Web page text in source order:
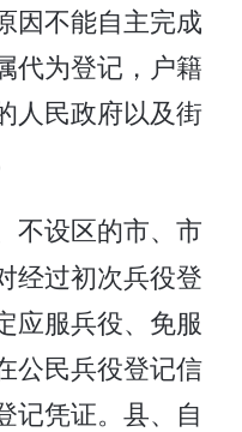
因不能自主完成
代为登记，户籍
人民政府以及街
不设区的市、市
经过初次兵役登
应服兵役、免服
公民兵役登记信
记凭证。县、自